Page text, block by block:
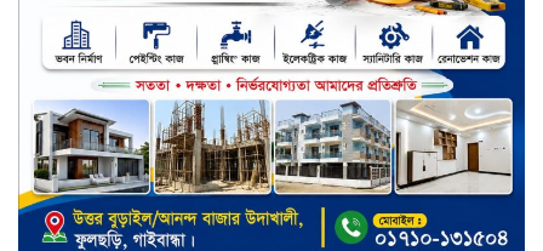
খালেদা জিয়ার গাড়ীতে হামলাকারী
রুবেলের গোত্রীয় সন্ত্রাসীদের গ্রেফতারের
দাবি
ক্যাশলেস বাংলাদেশ বিনির্মাণে
ইসলামী ব্যাংকের উদ্যোগে বাংলা
কিউআর নিয়ে বিশিষ্ট আলেমদের সঙ্গে
মতবিনিময় সভা অনুষ্ঠিত